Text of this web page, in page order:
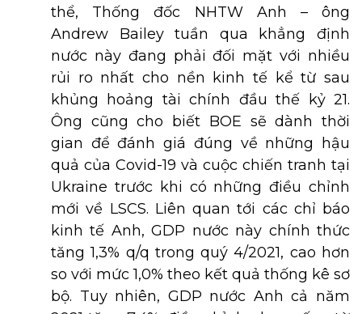
thể, Thống đốc NHTW Anh – ông
Andrew Bailey tuần qua khẳng định
nước này đang phải đối mặt với nhiều
rủi ro nhất cho nền kinh tế kể từ sau
khủng hoảng tài chính đầu thế kỷ 21.
Ông cũng cho biết BOE sẽ dành thời
gian để đánh giá đúng về những hậu
quả của Covid-19 và cuộc chiến tranh tại
Ukraine trước khi có những điều chỉnh
mới về LSCS. Liên quan tới các chỉ báo
kinh tế Anh, GDP nước này chính thức
tăng 1,3% q/q trong quý 4/2021, cao hơn
so với mức 1,0% theo kết quả thống kê sơ
bộ. Tuy nhiên, GDP nước Anh cả năm